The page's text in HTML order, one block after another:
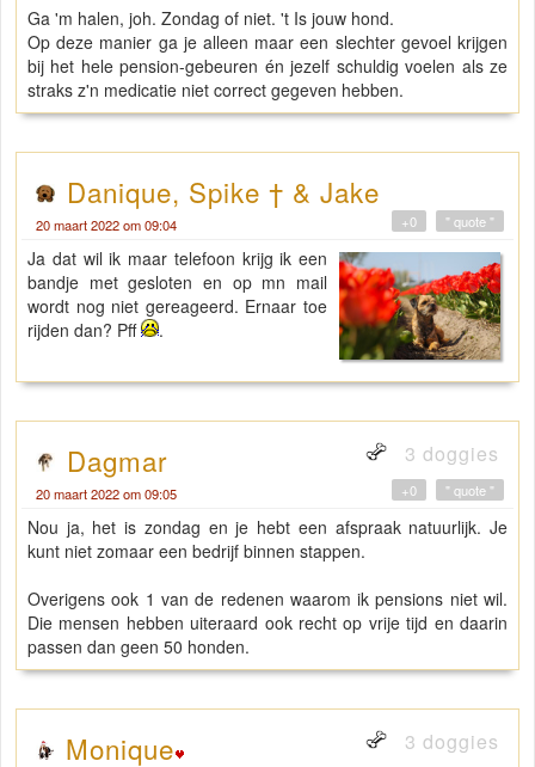
Ga 'm halen, joh. Zondag of niet. 't Is jouw hond.
Op deze manier ga je alleen maar een slechter gevoel krijgen
bij het hele pension-gebeuren én jezelf schuldig voelen als ze
straks z'n medicatie niet correct gegeven hebben.
Danique, Spike † & Jake
20 maart 2022 om 09:04 " quote "
+0
Ja dat wil ik maar telefoon krijg ik een
bandje met gesloten en op mn mail
wordt nog niet gereageerd. Ernaar toe
rijden dan? Pff
.
Dagmar 3 doggies
20 maart 2022 om 09:05 " quote "
+0
Nou ja, het is zondag en je hebt een afspraak natuurlijk. Je
kunt niet zomaar een bedrijf binnen stappen.
Overigens ook 1 van de redenen waarom ik pensions niet wil.
Die mensen hebben uiteraard ook recht op vrije tijd en daarin
passen dan geen 50 honden.
Monique 3 doggies